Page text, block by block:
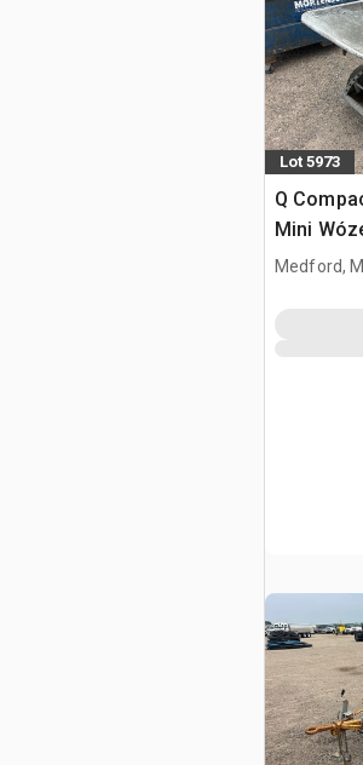
Lot 5973
Q
Mini
Medford,